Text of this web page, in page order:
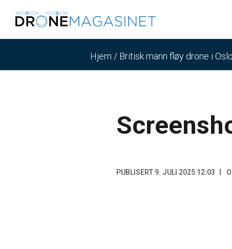
Hjem / Britisk mann fløy drone i
PUBLISERT 9. JULI 2025 12:03